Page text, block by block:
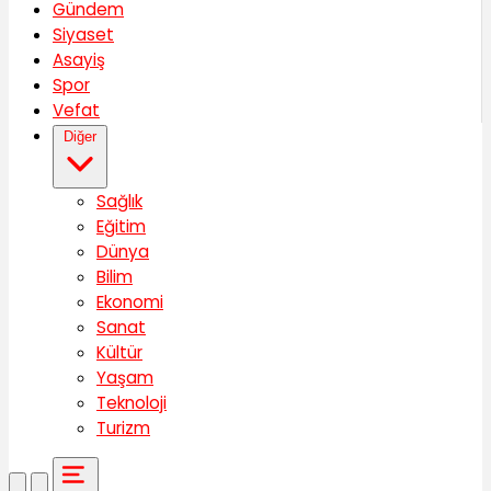
Gündem
Siyaset
Asayiş
Spor
Vefat
Diğer
Sağlık
Eğitim
Dünya
Bilim
Ekonomi
Sanat
Kültür
Yaşam
Teknoloji
Turizm